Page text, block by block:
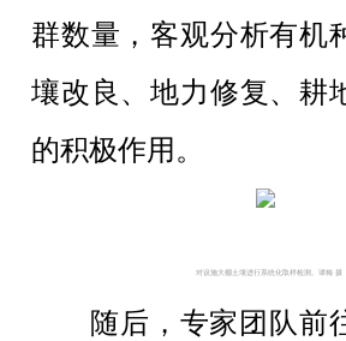
群数量，客观分析有机
壤改良、地力修复、耕
的积极作用。
对设施大棚土壤进行系统化取样检测。谭梅 摄
随后，专家团队前